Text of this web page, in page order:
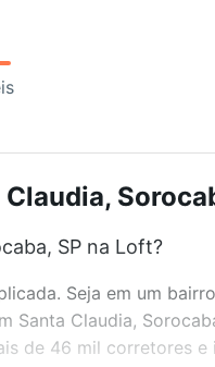
SP na Loft?
Seja em um
Claudia,
de 46 mil corretores